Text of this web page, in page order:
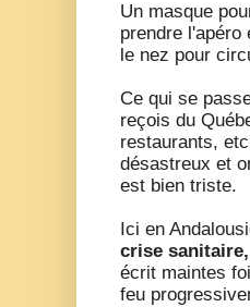
Un masque
prendre
le nez pour
Ce qui se
reçois du
restaurants,
désastreux et
est bien triste.
Ici en
crise
écrit maintes
feu